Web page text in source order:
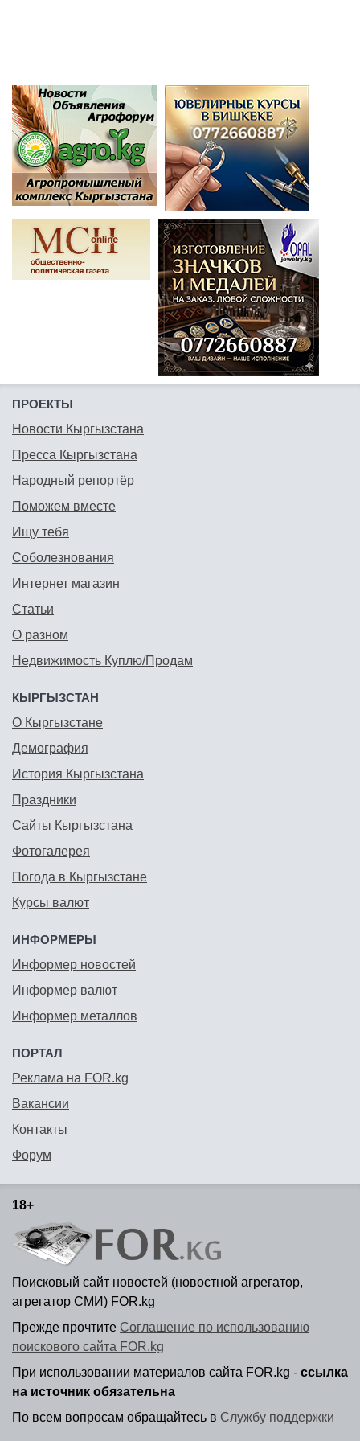
ПРОЕКТЫ
Новости Кыргызстана
Пресса Кыргызстана
Народный репортёр
Поможем вместе
Ищу тебя
Соболезнования
Интернет магазин
Статьи
О разном
Недвижимость Куплю/Продам
КЫРГЫЗСТАН
О Кыргызстане
Демография
История Кыргызстана
Праздники
Сайты Кыргызстана
Фотогалерея
Погода в Кыргызстане
Курсы валют
ИНФОРМЕРЫ
Информер новостей
Информер валют
Информер металлов
ПОРТАЛ
Реклама на FOR.kg
Вакансии
Контакты
Форум
18+
Поисковый сайт новостей (новостной агрегатор,
агрегатор СМИ) FOR.kg
Прежде прочтите Соглашение по использованию
поискового сайта FOR.kg
При использовании материалов сайта FOR.kg - ссылка
на источник обязательна
По всем вопросам обращайтесь в Службу поддержки